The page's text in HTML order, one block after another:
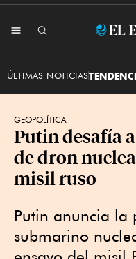
ÚLTIMAS NOTICIAS
GEOPOLÍTICA
Putin desafía
de dron
misil ruso
Putin anuncia la
submarino